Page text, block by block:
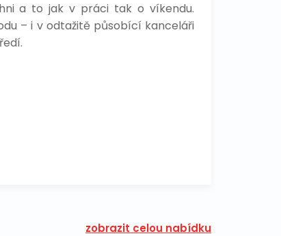
a to jak v práci tak o víkendu.
– i v odtažitě působící kanceláři
zobrazit celou nabídku